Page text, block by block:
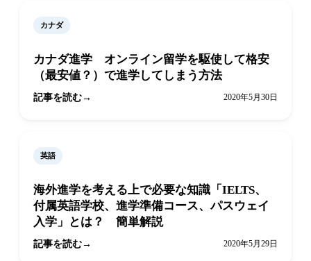
カナダ
カナダ進学 オンライン留学を駆使して格安
（最安値？）で進学してしまう方法
記事を読む 2020年5月30日
英語
海外進学を考える上で必要な知識「IELTS、
付属英語学校、進学準備コース、パスウェイ
入学」とは？ 簡単解説
記事を読む 2020年5月29日